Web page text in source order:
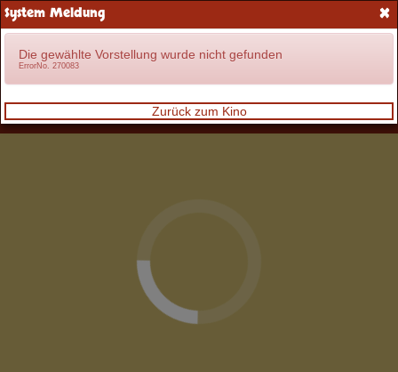
Anmelden
×
System Meldung
Die gewählte Vorstellung wurde nicht gefunden
ErrorNo. 270083
Zurück zum Kino